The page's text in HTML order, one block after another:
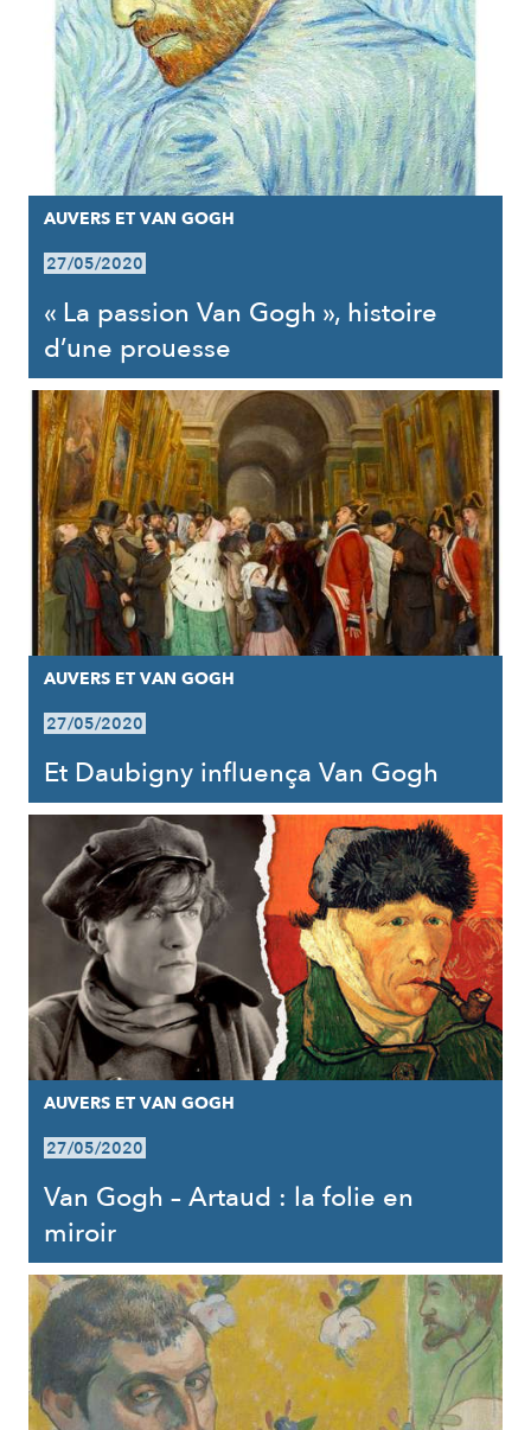
AUVERS ET VAN GOGH
27/05/2020
« La passion Van Gogh », histoire
d’une prouesse
AUVERS ET VAN GOGH
27/05/2020
Et Daubigny influença Van Gogh
AUVERS ET VAN GOGH
27/05/2020
Van Gogh – Artaud : la folie en
miroir